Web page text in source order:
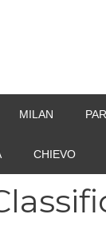
MILAN
CHIEVO